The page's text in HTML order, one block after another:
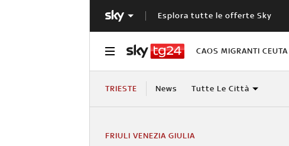
Esplora tutte le offerte Sky
CAOS MIGRANTI CEUTA
TRIESTE News Tutte Le Città
FRIULI VENEZIA GIULIA